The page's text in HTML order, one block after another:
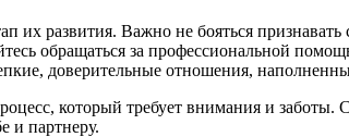
развития. Важно не бояться
обращаться за профессиональной
доверительные отношения,
который требует внимания и заботы.
и партнеру.